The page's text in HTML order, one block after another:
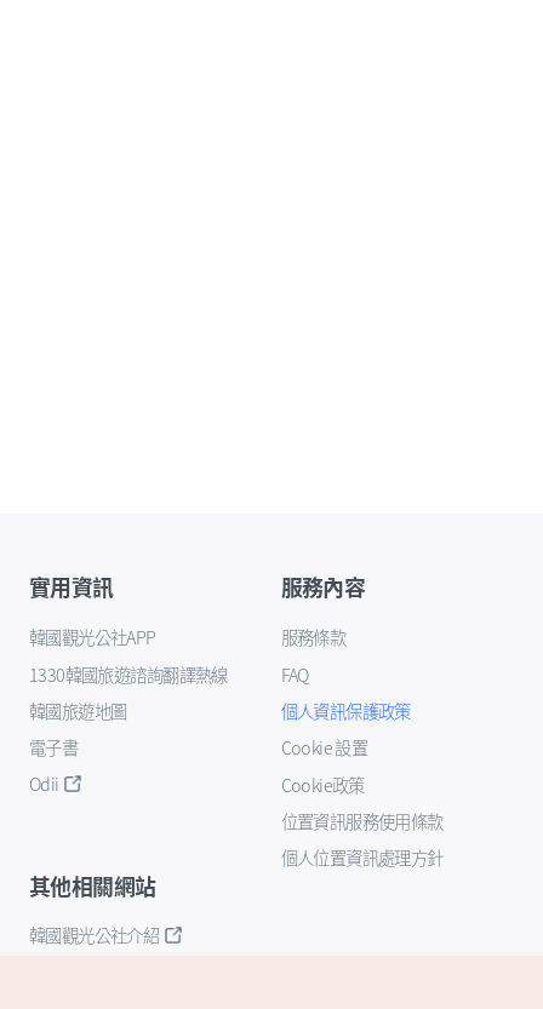
實用資訊
韓國觀光公社APP
1330韓國旅遊諮詢翻譯熱線
韓國旅遊地圖
電子書
Odii
服務內容
服務條款
FAQ
個人資訊保護政策
Cookie 設置
Cookie政策
位置資訊服務使用條款
個人位置資訊處理方針
其他相關網站
韓國觀光公社介紹